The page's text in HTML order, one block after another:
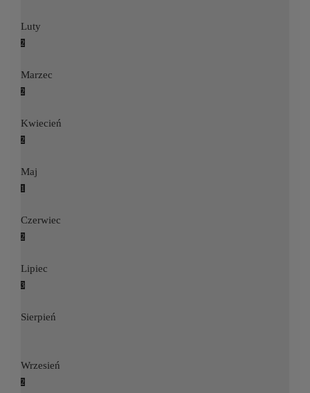
Luty
2
Marzec
2
Kwiecień
2
Maj
1
Czerwiec
2
Lipiec
3
Sierpień
Wrzesień
2